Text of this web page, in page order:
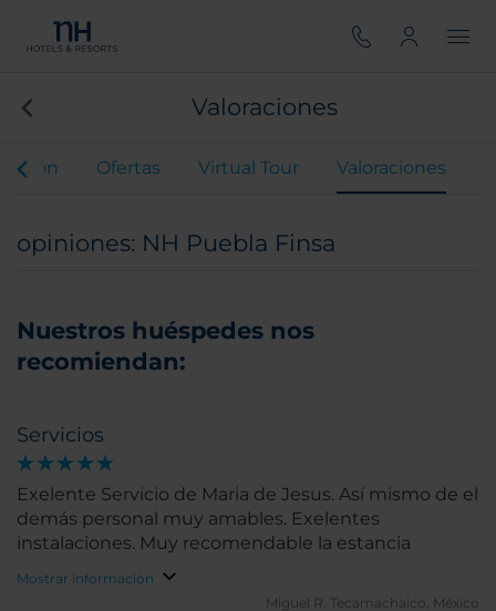
Valoraciones
Ofertas Virtual Tour Valoraciones
opiniones: NH Puebla Finsa
Nuestros huéspedes nos
recomiendan:
Servicios
Exelente Servicio de Maria de Jesus. Así mismo de el
demás personal muy amables. Exelentes
instalaciones. Muy recomendable la estancia
Mostrar información
Miguel R. Tecamachalco, México